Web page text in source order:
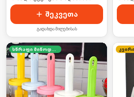
შეკვეთა
გადახდა მიღებისას
სწრაფი მიწოდება